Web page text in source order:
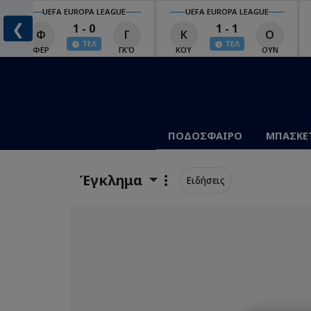
❮
UEFA EUROPA LEAGUE
Φ
ΦΕΡ
1 - 0
ΤΕΛ
Γ
ΓΚΌ
UEFA EUROPA LEAGUE
Κ
ΚΟΥ
1 - 1
ΤΕΛ
Ο
ΟΥΝ
ΠΟΔΟΣΦΑΙΡΟ
Έγκλημα Ειδήσεις